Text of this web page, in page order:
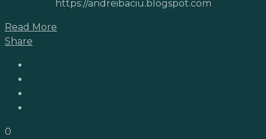
https://andreibaciu.blogspot.com
Read More
Share
0